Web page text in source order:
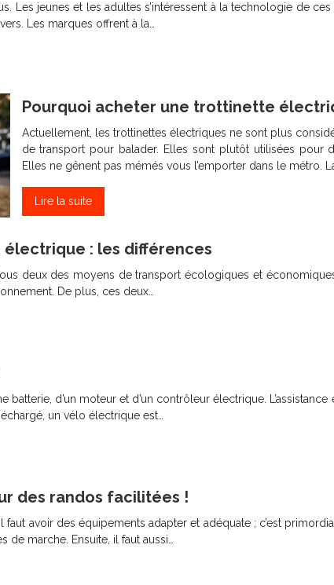
Les jeunes et les adultes s’intéressent à la technologie de
Les marques offrent à la…
Pourquoi acheter une trottinette
Actuellement, les trottinettes électriques ne sont plus
de transport pour balader. Elles sont plutôt utilisées pour
Elles ne gênent pas mémés vous l’emporter dans le métro.
Lire la suite
: les différences
deux des moyens de transport écologiques et
De plus, ces deux…
d’un moteur et d’un contrôleur électrique.
un vélo électrique est…
des randos facilitées !
avoir des équipements adapter et adéquate ; c’est
marche. Ensuite, il faut aussi…